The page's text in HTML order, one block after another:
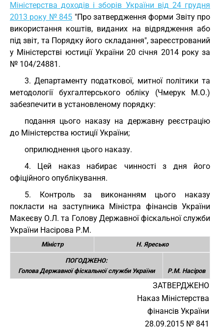
Міністерства доходів і зборів України від 24 грудня
2013 року № 845 "Про затвердження форми Звіту про
використання коштів, виданих на відрядження або
під звіт, та Порядку його складання", зареєстрований
у Міністерстві юстиції України 20 січня 2014 року за
№ 104/24881.
3. Департаменту податкової, митної політики та
методології бухгалтерського обліку (Чмерук М.О.)
забезпечити в установленому порядку:
подання цього наказу на державну реєстрацію
до Міністерства юстиції України;
оприлюднення цього наказу.
4. Цей наказ набирає чинності з дня його
офіційного опублікування.
5. Контроль за виконанням цього наказу
покласти на заступника Міністра фінансів України
Макеєву О.Л. та Голову Державної фіскальної служби
України Насірова Р.М.
Міністр Н. Яресько
ПОГОДЖЕНО:
Голова Державної фіскальної служби України
Р.М. Насіров
ЗАТВЕРДЖЕНО
Наказ Міністерства
фінансів України
28.09.2015 № 841